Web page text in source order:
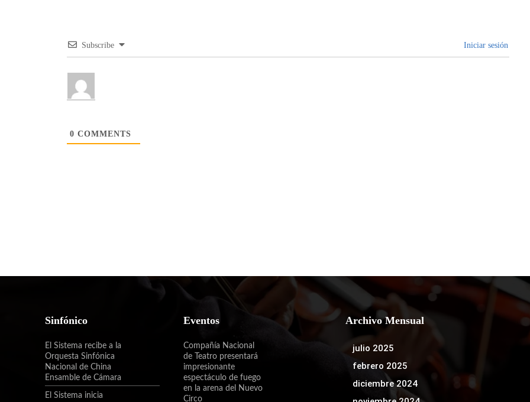
Subscribe Iniciar sesión
0 COMMENTS
Sinfónico
El Sistema recibe a la
Orquesta Sinfónica
Nacional de China
Ensamble de Cámara
El Sistema inicia
Eventos
Compañía Nacional
de Teatro presentará
impresionante
espectáculo de fuego
en la arena del Nuevo
Circo
Archivo Mensual
julio 2025
febrero 2025
diciembre 2024